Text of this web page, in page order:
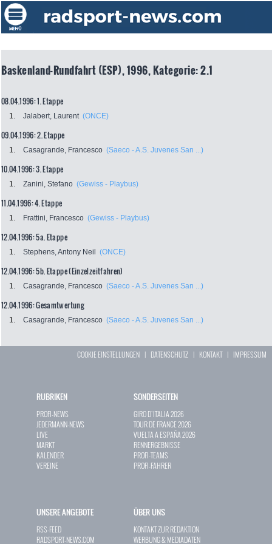
Baskenland-Rundfahrt (ESP), 1996, Kategorie: 2.1
08.04.1996: 1. Etappe
1. Jalabert, Laurent (ONCE)
09.04.1996: 2. Etappe
1. Casagrande, Francesco (Saeco - A.S. Juvenes San ...)
10.04.1996: 3. Etappe
1. Zanini, Stefano (Gewiss - Playbus)
11.04.1996: 4. Etappe
1. Frattini, Francesco (Gewiss - Playbus)
12.04.1996: 5a. Etappe
1. Stephens, Antony Neil (ONCE)
12.04.1996: 5b. Etappe (Einzelzeitfahren)
1. Casagrande, Francesco (Saeco - A.S. Juvenes San ...)
12.04.1996: Gesamtwertung
1. Casagrande, Francesco (Saeco - A.S. Juvenes San ...)
COOKIE EINSTELLUNGEN | DATENSCHUTZ | KONTAKT| IMPRESSUM
RUBRIKEN
PROFI-NEWS
JEDERMANN-NEWS
LIVE
MARKT
KALENDER
VEREINE
SONDERSEITEN
GIRO D`ITALIA 2026
TOUR DE FRANCE 2026
VUELTA A ESPAÑA 2026
RENNERGEBNISSE
PROFI-TEAMS
PROFI-FAHRER
UNSERE ANGEBOTE
RSS-FEED
RADSPORT-NEWS.COM
ÜBER UNS
KONTAKT ZUR REDAKTION
WERBUNG & MEDIADATEN